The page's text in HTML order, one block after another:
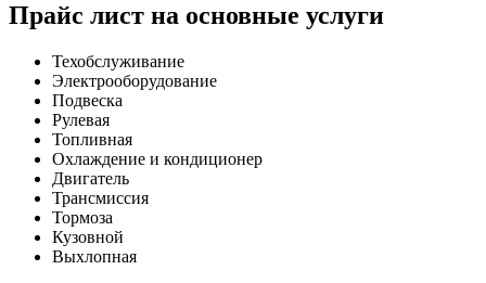
Прайс лист на основные услуги
Техобслуживание
Электрооборудование
Подвеска
Рулевая
Топливная
Охлаждение и кондиционер
Двигатель
Трансмиссия
Тормоза
Кузовной
Выхлопная